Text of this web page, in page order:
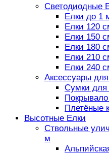
Светодиодные
Елки до 1
Елки 120
Елки 150
Елки 180
Елки 210
Елки 240
Аксессуары
Сумки для
Плетёные
Высотные Елки
Ствольные
м